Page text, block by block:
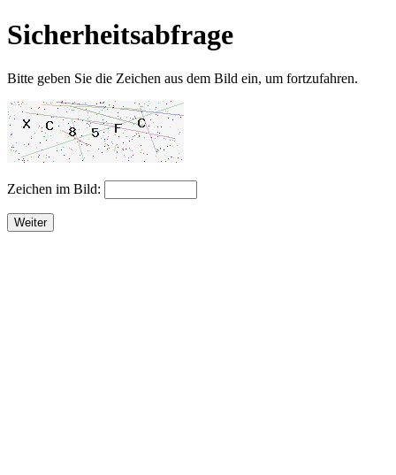
Sicherheitsabfrage
Bitte geben Sie die Zeichen aus dem Bild ein, um fortzufahren.
Zeichen im Bild:
Weiter